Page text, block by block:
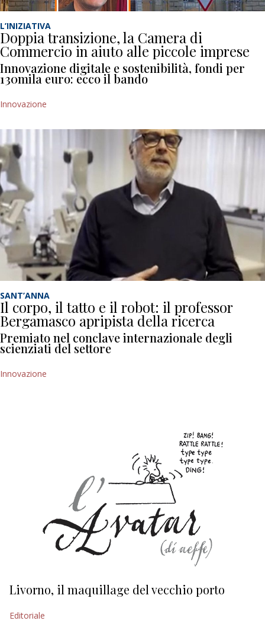
L’INIZIATIVA
Doppia transizione, la Camera di
Commercio in aiuto alle piccole imprese
Innovazione digitale e sostenibilità, fondi per
130mila euro: ecco il bando
Innovazione
SANT’ANNA
Il corpo, il tatto e il robot: il professor
Bergamasco apripista della ricerca
Premiato nel conclave internazionale degli
scienziati del settore
Innovazione
Livorno, il maquillage del vecchio porto
Editoriale